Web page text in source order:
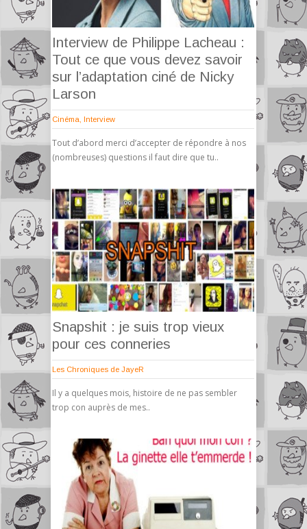
Interview de Philippe Lacheau :
Tout ce que vous devez savoir
sur l’adaptation ciné de Nicky
Larson
Cinéma Interview
Tout d’abord merci d’accepter de répondre à nos
(nombreuses) questions il faut dire que tu..
Snapshit : je suis trop vieux
pour ces conneries
Les Chroniques de JayeR
Il y a quelques mois, histoire de ne pas sembler
trop con auprès de mes..